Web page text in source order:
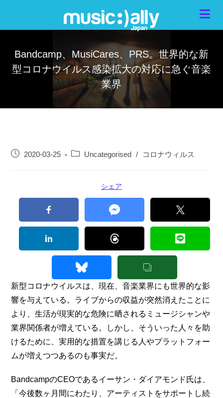
Bandcamp、MusiCares、PRS。世界的な新
型コロナウイルス感染拡大の対応に急ぐ音楽
業界
2020-03-25 Uncategorised / コロナウィルス
シェア
新型コロナウイルスは、現在、音楽業界にも世界的な影
響を与えている。ライブからの収益が突然消えたことに
より、生活が現実的な危険に晒されるミュージシャンや
業界関係者が増えている。しかし、そういった人々を助
けるために、実用的な措置を講じる人やプラットフォー
ムが増えつつあるのも事実だ。
BandcampのCEOであるイーサン・ダイアモンド氏は、
「今後数ヶ月間にわたり、アーティストをサポートし続